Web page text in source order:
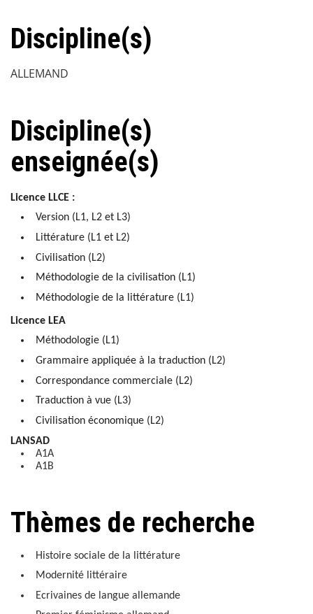
Discipline(s)
ALLEMAND
Discipline(s)
enseignée(s)
Licence LLCE :
Version (L1, L2 et L3)
Littérature (L1 et L2)
Civilisation (L2)
Méthodologie de la civilisation (L1)
Méthodologie de la littérature (L1)
Licence LEA
Méthodologie (L1)
Grammaire appliquée à la traduction (L2)
Correspondance commerciale (L2)
Traduction à vue (L3)
Civilisation économique (L2)
LANSAD
A1A
A1B
Thèmes de recherche
Histoire sociale de la littérature
Modernité littéraire
Ecrivaines de langue allemande